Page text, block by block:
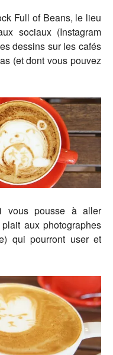
Full of Beans, le lieu
sociaux (Instagram
dessins sur les cafés
(et dont vous pouvez
vous pousse à aller
aux photographes
qui pourront user et